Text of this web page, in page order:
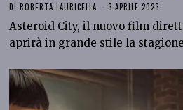
DIROBERTA LAURICELLA 3 APRILE 2023
Asteroid City, il nuovo film
aprirà in grande stile la